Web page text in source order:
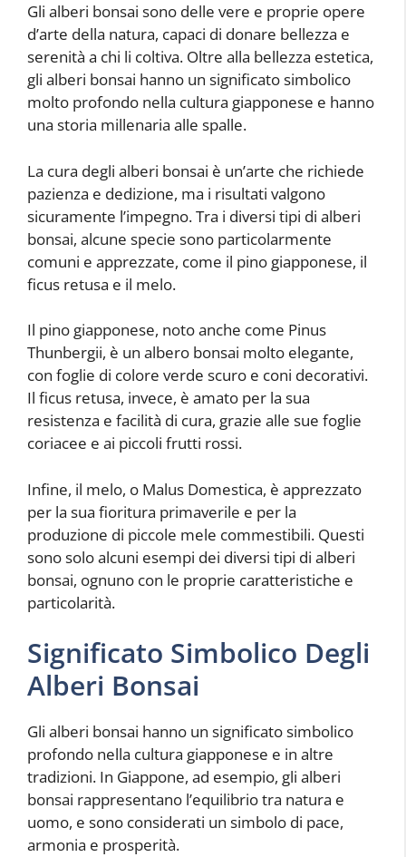
Gli alberi bonsai sono delle vere e proprie opere
d’arte della natura, capaci di donare bellezza e
serenità a chi li coltiva. Oltre alla bellezza estetica,
gli alberi bonsai hanno un significato simbolico
molto profondo nella cultura giapponese e hanno
una storia millenaria alle spalle.
La cura degli alberi bonsai è un’arte che richiede
pazienza e dedizione, ma i risultati valgono
sicuramente l’impegno. Tra i diversi tipi di alberi
bonsai, alcune specie sono particolarmente
comuni e apprezzate, come il pino giapponese, il
ficus retusa e il melo.
Il pino giapponese, noto anche come Pinus
Thunbergii, è un albero bonsai molto elegante,
con foglie di colore verde scuro e coni decorativi.
Il ficus retusa, invece, è amato per la sua
resistenza e facilità di cura, grazie alle sue foglie
coriacee e ai piccoli frutti rossi.
Infine, il melo, o Malus Domestica, è apprezzato
per la sua fioritura primaverile e per la
produzione di piccole mele commestibili. Questi
sono solo alcuni esempi dei diversi tipi di alberi
bonsai, ognuno con le proprie caratteristiche e
particolarità.
Significato Simbolico Degli
Alberi Bonsai
Gli alberi bonsai hanno un significato simbolico
profondo nella cultura giapponese e in altre
tradizioni. In Giappone, ad esempio, gli alberi
bonsai rappresentano l’equilibrio tra natura e
uomo, e sono considerati un simbolo di pace,
armonia e prosperità.